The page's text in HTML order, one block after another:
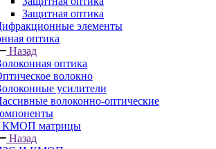
Защитная оптика
элементы
оптика
Назад
оптика
волокно
усилители
волоконно-оптические
матрицы
Назад